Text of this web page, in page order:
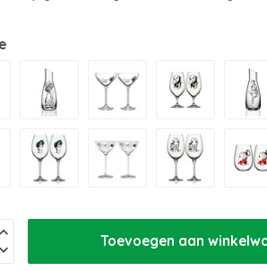
Toevoegen aan